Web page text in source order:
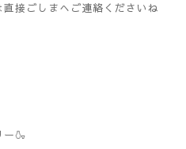
接ごしまへご連絡くださいね
ー🍶